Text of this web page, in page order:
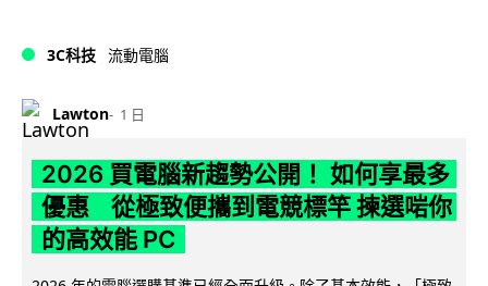
3C科技 流動電腦
Lawton 1 日
2026 買電腦新趨勢公開！ 如何享最多
優惠 從極致便攜到電競標竿 揀選啱你
的高效能 PC